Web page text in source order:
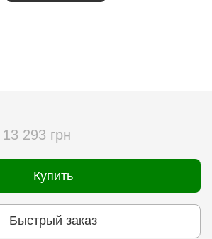
13 293 грн
Купить
Быстрый заказ